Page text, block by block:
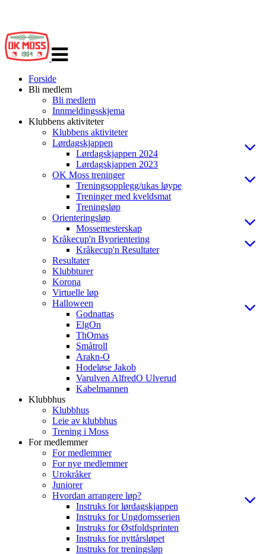
navigasjon
Forside
Bli medlem
Bli medlem
Innmeldingsskjema
Klubbens aktiviteter
Klubbens aktiviteter
Lørdagskjappen
Lørdagskjappen 2024
Lørdagskjappen 2023
OK Moss treninger
Treningsopplegg/ukas løype
Treninger med kveldsmat
Treningsløp
Orienteringsløp
Mossemesterskap
Kråkecup'n Byorientering
Kråkecup'n Resultater
Resultater
Klubbturer
Korona
Virtuelle løp
Halloween
Godnattas
ElgOn
ThOmas
Småtroll
Arakn-O
Hodeløse Jakob
Varulven AlfredO Ulverud
Kabelmannen
Klubbhus
Klubbhus
Leie av klubbhus
Trening i Moss
For medlemmer
For medlemmer
For nye medlemmer
Urokråker
Juniorer
Hvordan arrangere løp?
Instruks for lørdagskjappen
Instruks for Ungdomsserien
Instruks for Østfoldsprinten
Instruks for nyttårsløpet
Instruks for treningsløp